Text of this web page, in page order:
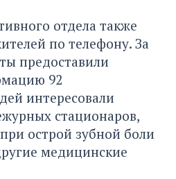
отдела также
по телефону. За
предоставили
92
интересовали
стационаров,
острой зубной боли
медицинские